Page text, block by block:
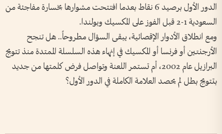
الدور الأول برصيد 6 نقاط بعدما افتتحت مشوارها بخسارة مفاجئة من
السعودية 1-2 قبل الفوز على المكسيك وبولندا.
ومع انطلاق الأدوار الإقصائية، يبقى السؤال مطروحاً.. هل تنجح
الأرجنتين أو فرنسا أو المكسيك في إنهاء هذه السلسلة الممتدة منذ تتويج
البرازيل عام 2002، أم تستمر اللعنة وتواصل فرض كلمتها من جديد
بتتويج بطل لم يحصد العلامة الكاملة في الدور الأول؟